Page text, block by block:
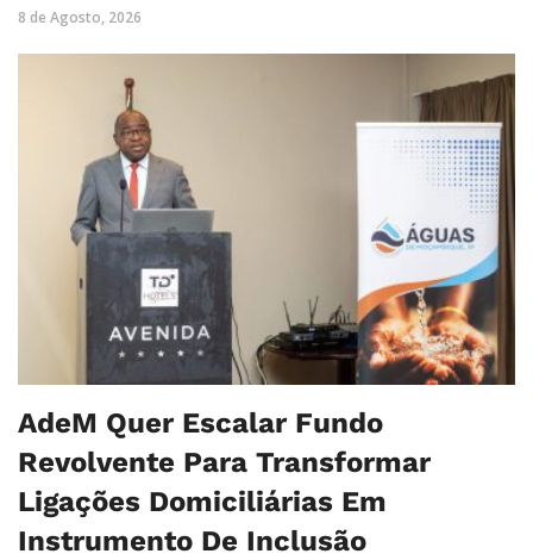
8 de Agosto, 2026
AdeM Quer Escalar Fundo
Revolvente Para Transformar
Ligações Domiciliárias Em
Instrumento De Inclusão